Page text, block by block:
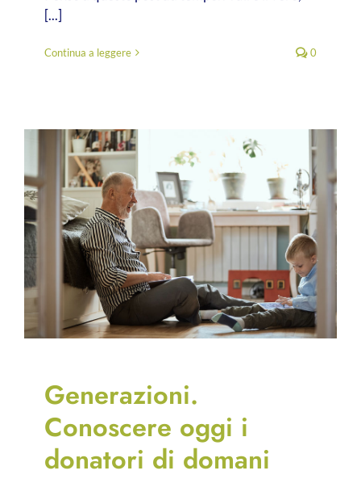
[...]
Continua a leggere 0
Generazioni.
Conoscere oggi i
donatori di domani